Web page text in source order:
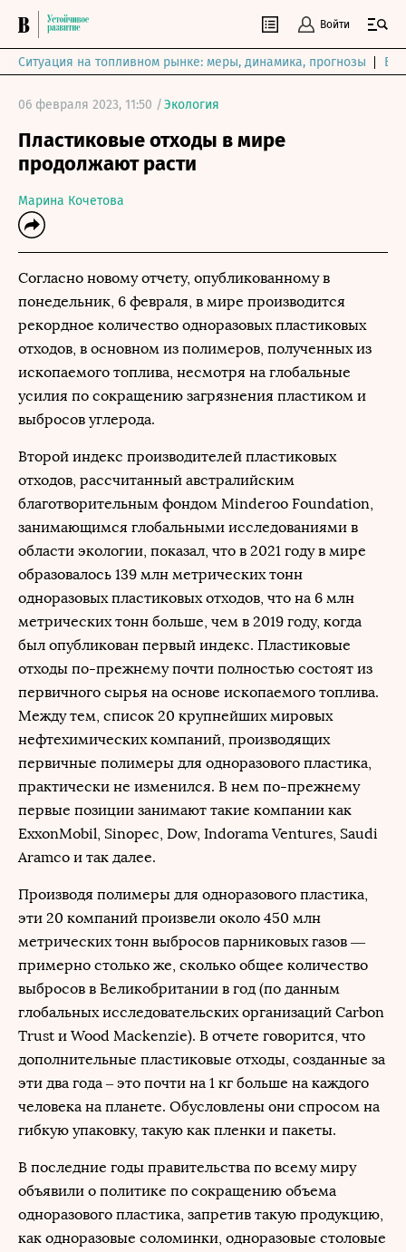
Войти
Ситуация на топливном рынке: меры, динамика, прогнозы
06 февраля 2023, 11:50 /Экология
Пластиковые отходы в мире
продолжают расти
Марина Кочетова
Согласно новому отчету, опубликованному в
понедельник, 6 февраля, в мире производится
рекордное количество одноразовых пластиковых
отходов, в основном из полимеров, полученных из
ископаемого топлива, несмотря на глобальные
усилия по сокращению загрязнения пластиком и
выбросов углерода.
Второй индекс производителей пластиковых
отходов, рассчитанный австралийским
благотворительным фондом Minderoo Foundation,
занимающимся глобальными исследованиями в
области экологии, показал, что в 2021 году в мире
образовалось 139 млн метрических тонн
одноразовых пластиковых отходов, что на 6 млн
метрических тонн больше, чем в 2019 году, когда
был опубликован первый индекс. Пластиковые
отходы по-прежнему почти полностью состоят из
первичного сырья на основе ископаемого топлива.
Между тем, список 20 крупнейших мировых
нефтехимических компаний, производящих
первичные полимеры для одноразового пластика,
практически не изменился. В нем по-прежнему
первые позиции занимают такие компании как
ExxonMobil, Sinopec, Dow, Indorama Ventures, Saudi
Aramco и так далее.
Производя полимеры для одноразового пластика,
эти 20 компаний произвели около 450 млн
метрических тонн выбросов парниковых газов —
примерно столько же, сколько общее количество
выбросов в Великобритании в год (по данным
глобальных исследовательских организаций Carbon
Trust и Wood Mackenzie). В отчете говорится, что
дополнительные пластиковые отходы, созданные за
эти два года – это почти на 1 кг больше на каждого
человека на планете. Обусловлены они спросом на
гибкую упаковку, такую как пленки и пакеты.
В последние годы правительства по всему миру
объявили о политике по сокращению объема
одноразового пластика, запретив такую продукцию,
как одноразовые соломинки, одноразовые столовые